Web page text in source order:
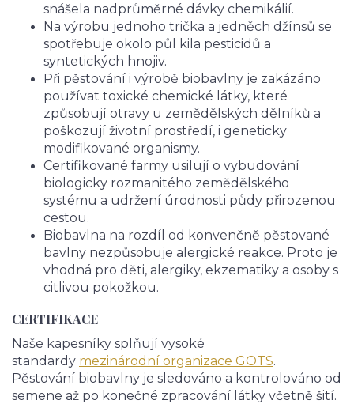
snášela nadprůměrné dávky chemikálií.
Na výrobu jednoho trička a jedněch džínsů se
spotřebuje okolo půl kila pesticidů a
syntetických hnojiv.
Při pěstování i výrobě biobavlny je zakázáno
používat toxické chemické látky, které
způsobují otravy u zemědělských dělníků a
poškozují životní prostředí, i geneticky
modifikované organismy.
Certifikované farmy usilují o vybudování
biologicky rozmanitého zemědělského
systému a udržení úrodnosti půdy přirozenou
cestou.
Biobavlna na rozdíl od konvenčně pěstované
bavlny nezpůsobuje alergické reakce. Proto je
vhodná pro děti, alergiky, ekzematiky a osoby s
citlivou pokožkou.
CERTIFIKACE
Naše kapesníky splňují vysoké
standardy mezinárodní organizace GOTS.
Pěstování biobavlny je sledováno a kontrolováno od
semene až po konečné zpracování látky včetně šití.